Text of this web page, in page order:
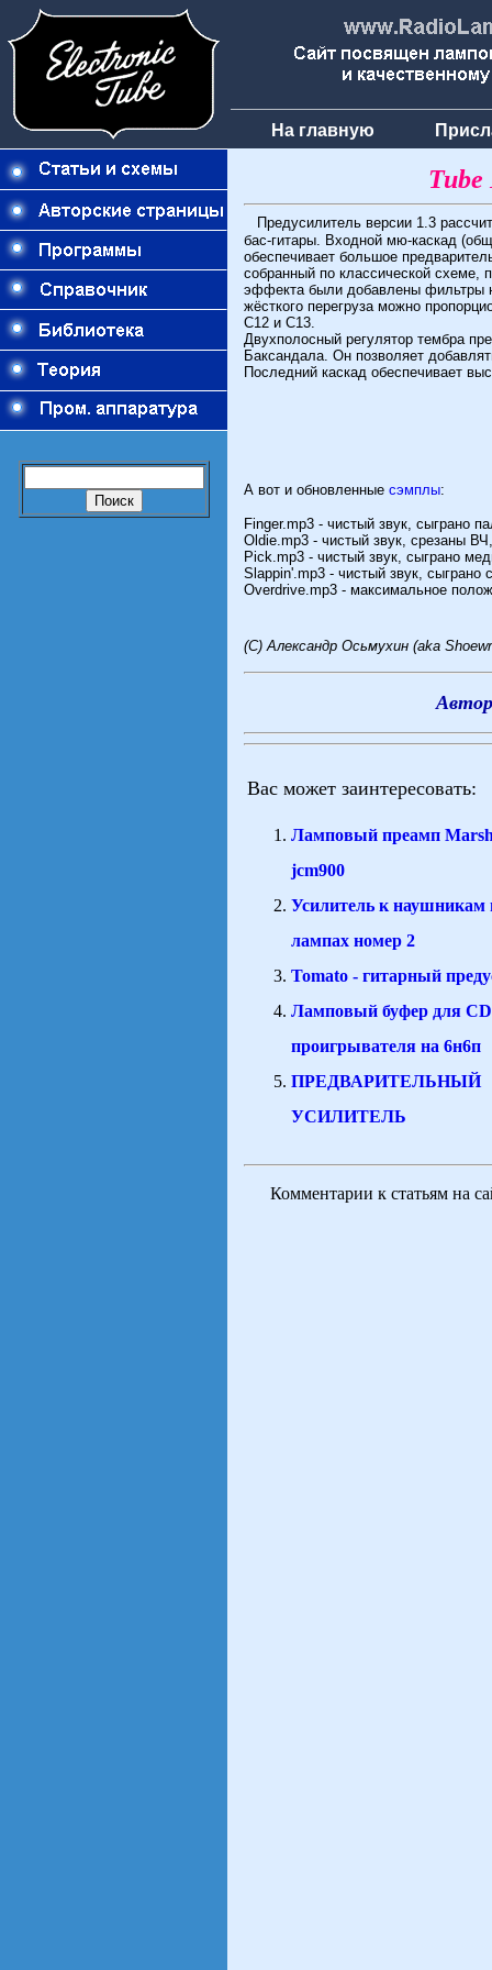
На главную
Tube
Предусилитель версии 1.3
бас-гитары. Входной мю-каскад
обеспечивает большое
собранный по классической схеме,
эффекта были добавлены фильтры
жёсткого перегруза можно
C12 и C13.
Двухполосный регулятор тембра
Баксандала. Он позволяет
Последний каскад обеспечивает
А вот и обновленные сэмплы:
Finger.mp3 - чистый звук, сыграно
Oldie.mp3 - чистый звук, срезаны
Pick.mp3 - чистый звук, сыграно
Slappin'.mp3 - чистый звук, сыграно
Overdrive.mp3 - максимальное
(С) Александр Осьмухин (aka
Вас может заинтересовать:
Ламповый преамп
jcm900
Усилитель к наушникам
лампах номер 2
Tomato - гитарный
Ламповый буфер для CD
проигрывателя на 6н6п
ПРЕДВАРИТЕЛЬНЫЙ
УСИЛИТЕЛЬ
Комментарии к статьям на